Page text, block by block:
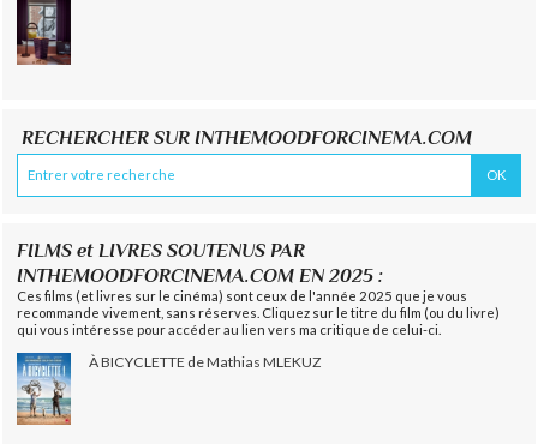
RECHERCHER SUR INTHEMOODFORCINEMA.COM
FILMS et LIVRES SOUTENUS PAR
INTHEMOODFORCINEMA.COM EN 2025 :
Ces films (et livres sur le cinéma) sont ceux de l'année 2025 que je vous
recommande vivement, sans réserves. Cliquez sur le titre du film (ou du livre)
qui vous intéresse pour accéder au lien vers ma critique de celui-ci.
À BICYCLETTE de Mathias MLEKUZ